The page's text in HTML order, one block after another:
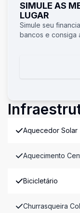
SIMULE AS
LUGAR
Simule seu
bancos e consiga
Aquecedor Solar
Aquecimento
Bicicletário
Churrasqueira